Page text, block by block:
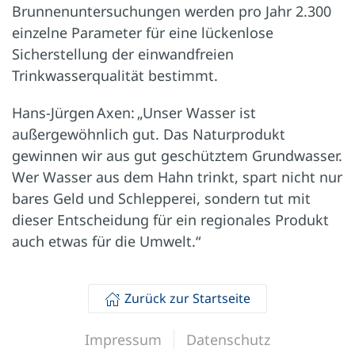
Brunnenuntersuchungen werden pro Jahr 2.300
einzelne Parameter für eine lückenlose
Sicherstellung der einwandfreien
Trinkwasserqualität bestimmt.
Hans-Jürgen Axen: „Unser Wasser ist
außergewöhnlich gut. Das Naturprodukt
gewinnen wir aus gut geschütztem Grundwasser.
Wer Wasser aus dem Hahn trinkt, spart nicht nur
bares Geld und Schlepperei, sondern tut mit
dieser Entscheidung für ein regionales Produkt
auch etwas für die Umwelt.“
Zurück zur Startseite
Impressum Datenschutz